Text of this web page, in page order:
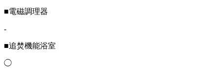
■電磁調理器
-
■追焚機能浴室
◯